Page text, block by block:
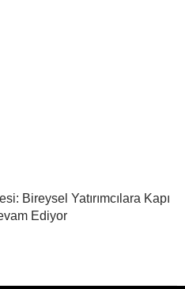
Bireysel Yatırımcılara Kapı
Ediyor